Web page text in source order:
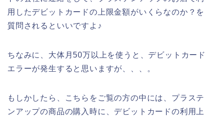
用したデビットカードの上限金額がいくらなのか？を
質問されるといいですよ♪
ちなみに、大体月50万以上を使うと、デビットカード
エラーが発生すると思いますが、、、。
もしかしたら、こちらをご覧の方の中には、プラステ
ンアップの商品の購入時に、デビットカードの利用上